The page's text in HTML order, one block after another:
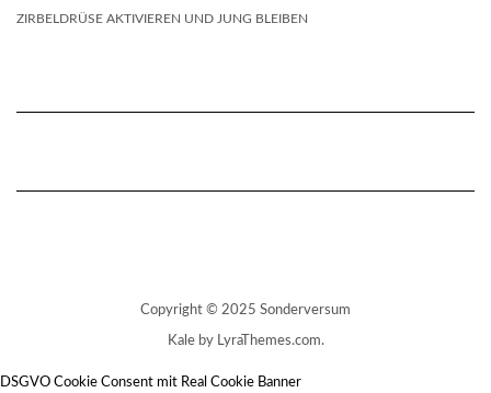
ZIRBELDRÜSE AKTIVIEREN UND JUNG BLEIBEN
Copyright © 2025 Sonderversum
Kaleby LyraThemes.com.
DSGVO Cookie Consent mit Real Cookie Banner